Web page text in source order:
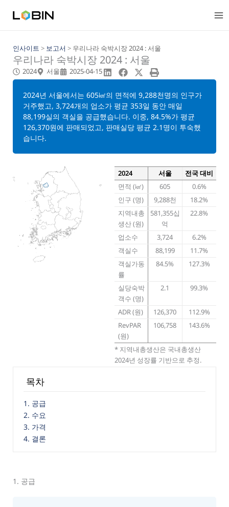
인사이트 > 보고서 > 우리나라 숙박시장 2024 : 서울
우리나라 숙박시장 2024 : 서울
2024 서울 2025-04-15
2024년 서울에서는 605㎢의 면적에 9,288천명의 인구가
거주했고, 3,724개의 업소가 평균 353일 동안 매일
88,199실의 객실을 공급했습니다. 이중, 84.5%가 평균
126,370원에 판매되었고, 판매실당 평균 2.1명이 투숙했
습니다.
2024 서울
전국 대비
면적 (㎢)
605
0.6%
인구 (명)
9,288천
18.2%
지역내총
생산 (원)
581,355십
억
22.8%
업소수 3,724
6.2%
객실수
88,199
11.7%
객실가동
률
84.5% 127.3%
실당숙박
객수 (명)
2.1 99.3%
ADR (원) 126,370
112.9%
RevPAR
(원)
106,758 143.6%
* 지역내총생산은 국내총생산
2024년 성장률 기반으로 추정.
목차
1. 공급
2. 수요
3. 가격
4. 결론
1. 공급